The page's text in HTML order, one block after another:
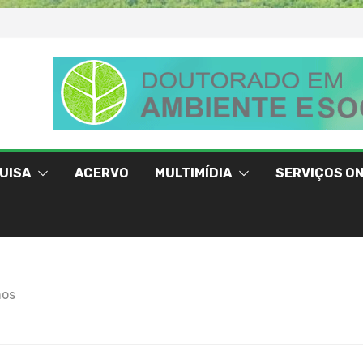
ACERVO MULTIMÍDIA SERVIÇOS